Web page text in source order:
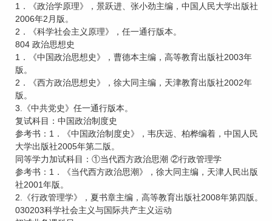
1．《政治学原理》，景跃进、张小劲主编，中国人民大学出版社
2006年2月版。
2．《科学社会主义原理》，任一通行版本。
804 政治思想史
1．《中国政治思想史》，曹德本主编，高等教育出版社2003年
版。
2．《西方政治思想史》，徐大同主编，天津教育出版社2002年
版。
3.《中共党史》任一通行版本。
复试科目：中国政治制度史
参考书：1．《中国政治制度史》，韦庆远、柏桦编着，中国人民
大学出版社2005年第二版。
同等学力加试科目：①当代西方政治思潮 ②行政管理学
参考书：1．《当代西方政治思潮》，徐大同主编，天津人民出版
社2001年版。
2.《行政管理学》，夏书章主编，高等教育出版社2008年第四版。
030203科学社会主义与国际共产主义运动